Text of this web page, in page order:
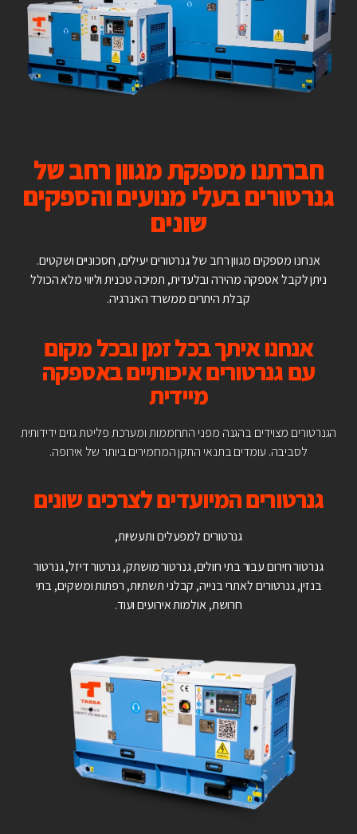
חברתנו מספקת מגוון רחב של
גנרטורים בעלי מנועים והספקים
שונים
אנחנו מספקים מגוון רחב של גנרטורים יעילים, חסכוניים ושקטים.
ניתן לקבל אספקה מהירה ובלעדית, תמיכה טכנית וליווי מלא הכולל
קבלת היתרים ממשרד האנרגיה.
אנחנו איתך בכל זמן ובכל מקום
עם גנרטורים איכותיים באספקה
מיידית
הגנרטורים מצוידים בהגנה מפני התחממות ומערכת פליטת גזים ידידותית
לסביבה. עומדים בתנאי התקן המחמירים ביותר של אירופה.
גנרטורים המיועדים לצרכים שונים
גנרטורים למפעלים ותעשיות,
גנרטור חירום עבור בתי חולים, גנרטור מושתק, גנרטור דיזל, גנרטור
בנזין, גנרטורים לאתרי בנייה, קבלני תשתיות, רפתות ומשקים, בתי
חרושת, אולמות אירועים ועוד.